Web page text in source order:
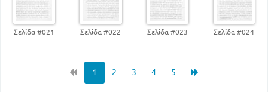
Σελίδα #021 Σελίδα #022 Σελίδα #023 Σελίδα #024
1 2 3 4 5